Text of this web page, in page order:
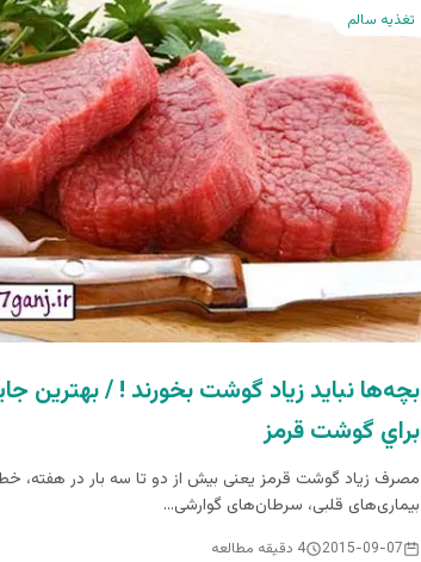
تغذيه سالم
بچه‌ها نباید زیاد گوشت بخورند ! / بهترين
براي گوشت قرمز
مصرف زیاد گوشت قرمز یعنی بیش از دو تا سه بار در هفته، خطر
بیماری‌های قلبی، سرطان‌های گوارشی...
2015-09-07 4 دقیقه مطالعه